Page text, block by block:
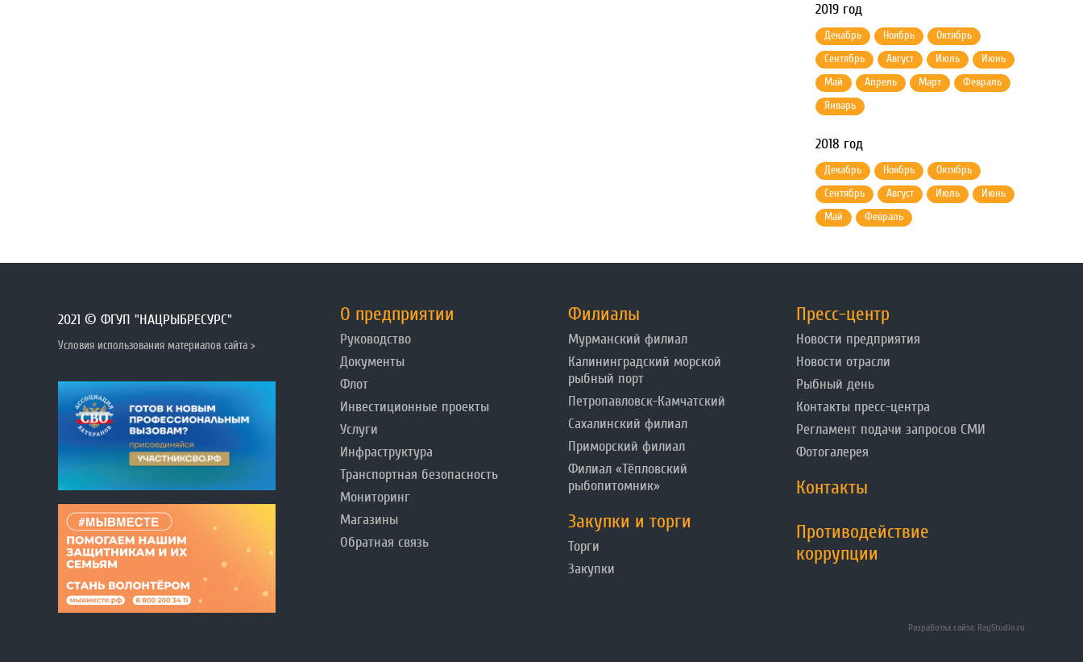
2019 год
Декабрь Ноябрь
Октябрь
Сентябрь
Август Июль
Июнь
Май
Апрель Март
Февраль
Январь
2018 год
Декабрь Ноябрь
Октябрь
Сентябрь
Август Июль
Июнь
Май
Февраль
2021 © ФГУП "НАЦРЫБРЕСУРС"
Условия использования материалов сайта >
О предприятии
Руководство
Документы
Флот
Инвестиционные проекты
Услуги
Инфраструктура
Транспортная безопасность
Мониторинг
Магазины
Обратная связь
Филиалы
Мурманский филиал
Калининградский морской
рыбный порт
Петропавловск-Камчатский
Сахалинский филиал
Приморский филиал
Филиал «Тёпловский
рыбопитомник»
Закупки и торги
Торги
Закупки
Пресс-центр
Новости предприятия
Новости отрасли
Рыбный день
Контакты пресс-центра
Регламент подачи запросов СМИ
Фотогалерея
Контакты
Противодействие
коррупции
Разработка сайта: RayStudio.ru